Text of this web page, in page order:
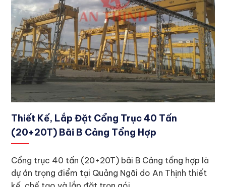
Thiết Kế, Lắp Đặt Cổng Trục 40 Tấn
(20+20T) Bãi B Cảng Tổng Hợp
Cổng trục 40 tấn (20+20T) bãi B Cảng tổng hợp là
dự án trọng điểm tại Quảng Ngãi do An Thịnh thiết